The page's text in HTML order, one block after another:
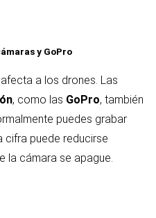
y GoPro
a los drones. Las
, como las GoPro, también
puedes grabar
cifra puede reducirse
la cámara se apague.